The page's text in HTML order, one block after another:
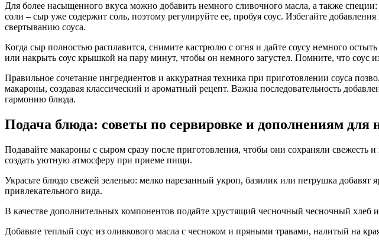
Для более насыщенного вкуса можно добавить немного сливочного масла, а также
соли – сыр уже содержит соль, поэтому регулируйте ее, пробуя соус. Избегайте
свертыванию соуса.
Когда сыр полностью расплавится, снимите кастрюлю с огня и дайте соусу немного
или накрыть соус крышкой на пару минут, чтобы он немного загустел. Помните, что соус
Правильное сочетание ингредиентов и аккуратная техника при приготовлении соуса
макароны, создавая классический и ароматный рецепт. Важна последовательность
гармонию блюда.
Подача блюда: советы по сервировке и дополнениям для
Подавайте макароны с сыром сразу после приготовления, чтобы они сохраняли свежесть
создать уютную атмосферу при приеме пищи.
Украсьте блюдо свежей зеленью: мелко нарезанный укроп, базилик или петрушка
привлекательного вида.
В качестве дополнительных компонентов подайте хрустящий чесночный чесночный хлеб
Добавьте теплый соус из оливкового масла с чесноком и пряными травами, налитый на